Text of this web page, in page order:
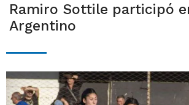
Ramiro Sottile participó
Argentino